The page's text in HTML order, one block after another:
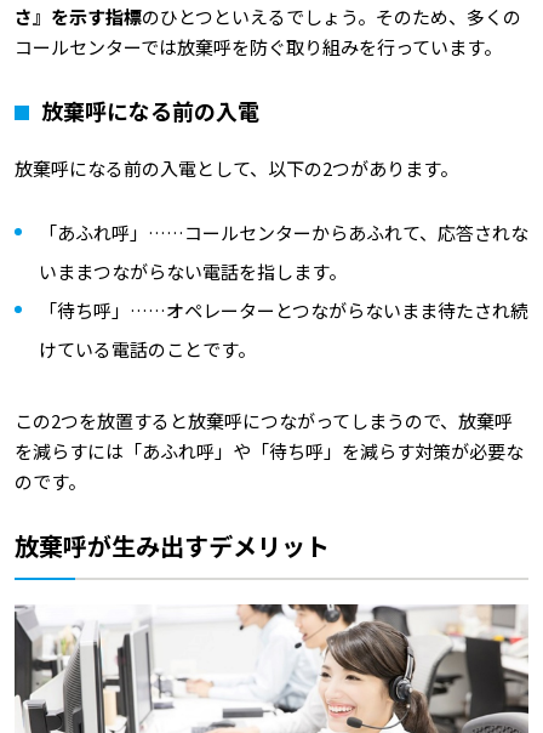
さ』を示す指標のひとつといえるでしょう。そのため、多くの
コールセンターでは放棄呼を防ぐ取り組みを行っています。
放棄呼になる前の入電
放棄呼になる前の入電として、以下の2つがあります。
「あふれ呼」……コールセンターからあふれて、応答されな
いままつながらない電話を指します。
「待ち呼」……オペレーターとつながらないまま待たされ続
けている電話のことです。
この2つを放置すると放棄呼につながってしまうので、放棄呼
を減らすには「あふれ呼」や「待ち呼」を減らす対策が必要な
のです。
放棄呼が生み出すデメリット